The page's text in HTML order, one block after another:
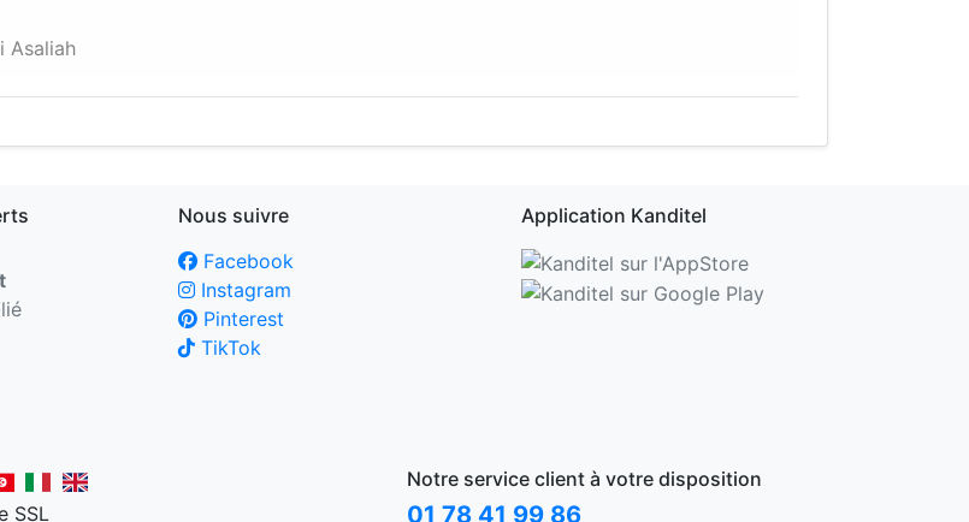
Asaliah
Nous suivre
Facebook
Instagram
Pinterest
TikTok
Application Kanditel
Notre service client à votre disposition
01 78 41 99 86